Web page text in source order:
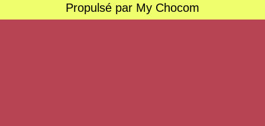
Propulsé par My Chocom